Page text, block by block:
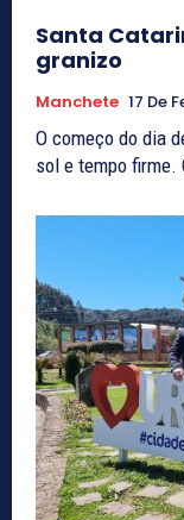
Santa
granizo
Manchete 17 De
O começo do dia
sol e tempo firme.